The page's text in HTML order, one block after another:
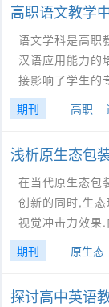
高职语文教学
语文学科是高职
汉语应用能力的
接影响了学生的
期刊
高职
浅析原生态包
在当代原生态包
创新的同时,生
视觉冲击力效果
期刊
原生态
探讨高中英语